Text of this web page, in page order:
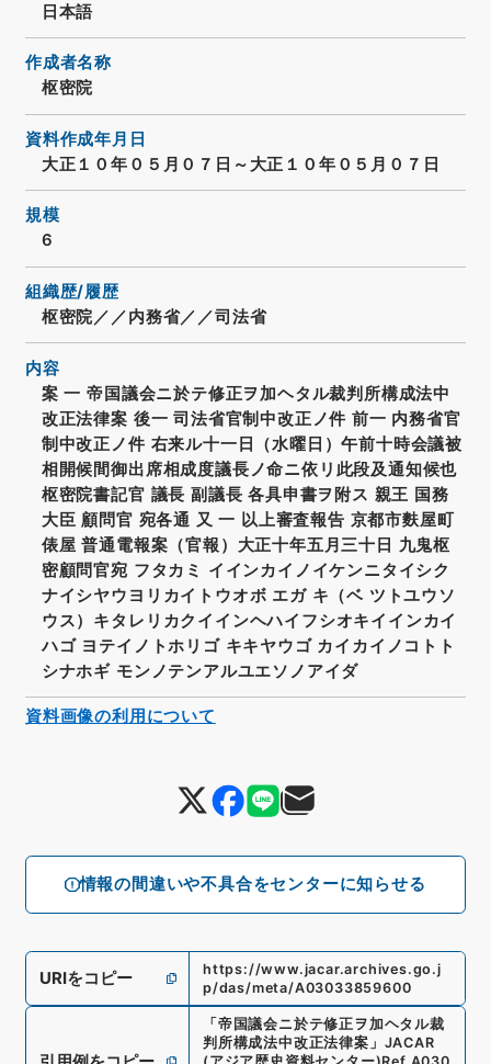
情報の間違いや不具合をセンターに知らせる
日本語
作成者名称
枢密院
資料作成年月日
大正１０年０５月０７日～大正１０年０５月０７日
規模
6
組織歴/履歴
枢密院／／内務省／／司法省
内容
案 一 帝国議会ニ於テ修正ヲ加ヘタル裁判所構成法中
改正法律案 後一 司法省官制中改正ノ件 前一 内務省官
制中改正ノ件 右来ル十一日（水曜日）午前十時会議被
相開候間御出席相成度議長ノ命ニ依リ此段及通知候也
枢密院書記官 議長 副議長 各具申書ヲ附ス 親王 国務
大臣 顧問官 宛各通 又 一 以上審査報告 京都市麩屋町
俵屋 普通電報案（官報）大正十年五月三十日 九鬼枢
密顧問官宛 フタカミ イインカイノイケンニタイシク
ナイシヤウヨリカイトウオボ エガ キ（ベ ツトユウソ
ウス）キタレリカクイインヘハイフシオキイインカイ
ハゴ ヨテイノトホリゴ キキヤウゴ カイカイノコトト
シナホギ モンノテンアルユエソノアイダ
URIをコピー
https://www.jacar.archives.go.j
p/das/meta/A03033859600
「 帝国議会ニ於テ修正ヲ加ヘタル裁
判所構成法中改正法律案 」 JACAR
資料画像の利用について